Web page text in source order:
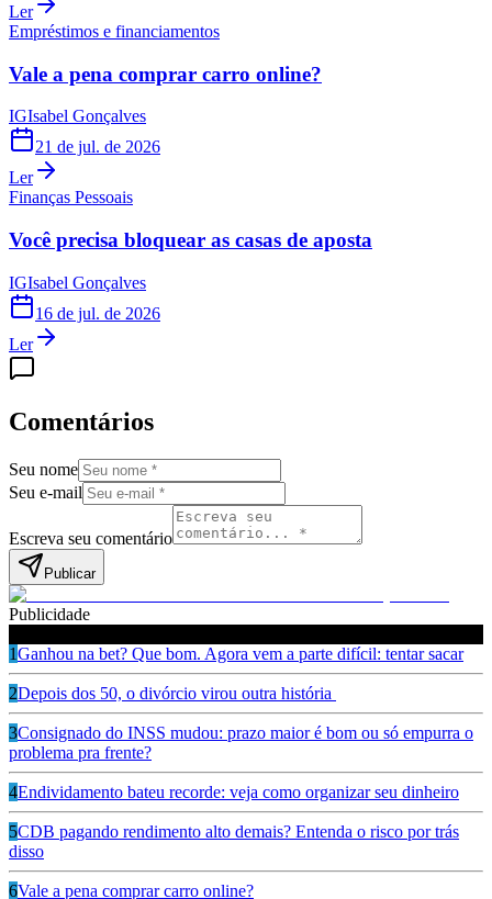
Ler
Empréstimos e financiamentos
Vale a pena comprar carro online?
IGIsabel Gonçalves
21 de jul. de 2026
Ler
Finanças Pessoais
Você precisa bloquear as casas de aposta
IGIsabel Gonçalves
16 de jul. de 2026
Ler
Comentários
Seu nome
Seu e-mail
Escreva seu comentário
Publicar
Publicidade
1Ganhou na bet? Que bom. Agora vem a parte difícil: tentar sacar
2Depois dos 50, o divórcio virou outra história
3Consignado do INSS mudou: prazo maior é bom ou só empurra o
problema pra frente?
4Endividamento bateu recorde: veja como organizar seu dinheiro
5CDB pagando rendimento alto demais? Entenda o risco por trás
disso
6Vale a pena comprar carro online?